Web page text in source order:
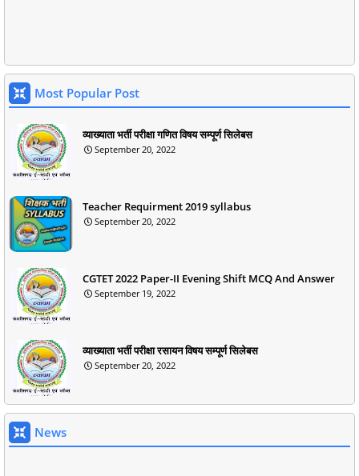
Most Popular Post
व्याख्याता भर्ती परीक्षा गणित विषय सम्पूर्ण सिलेबस
September 20, 2022
Teacher Requirment 2019 syllabus
September 20, 2022
CGTET 2022 Paper-II Evening Shift MCQ And Answer
September 19, 2022
व्याख्याता भर्ती परीक्षा रसायन विषय सम्पूर्ण सिलेबस
September 20, 2022
News